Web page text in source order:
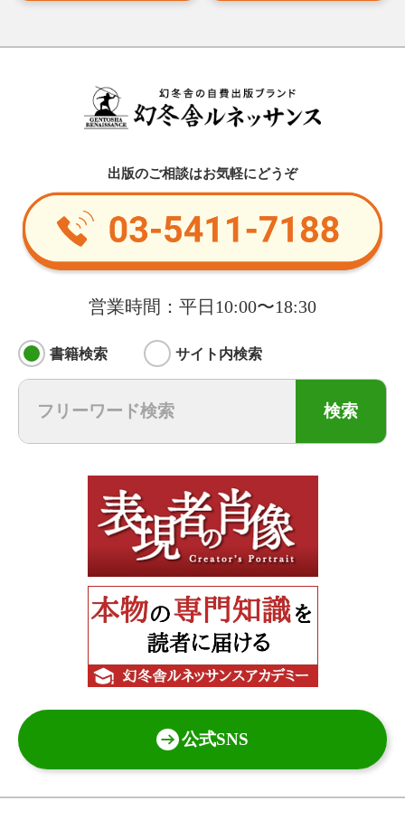
出版のご相談はお気軽にどうぞ
営業時間：平日10:00〜18:30
書籍検索 サイト内検索
検索
公式SNS